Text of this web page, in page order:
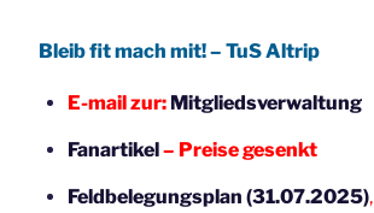
Bleib fit mach mit! – TuS Altrip
E-mail zur: Mitgliedsverwaltung
Fanartikel– Preise gesenkt
Feldbelegungsplan (31.07.2025),